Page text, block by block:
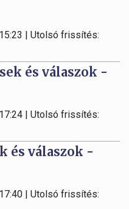
| Utolsó frissítés:
és válaszok -
| Utolsó frissítés:
és válaszok -
| Utolsó frissítés: